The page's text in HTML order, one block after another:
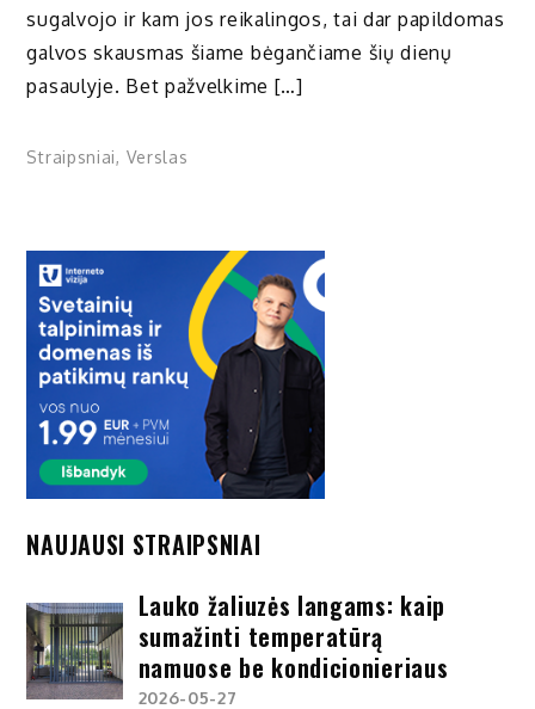
sugalvojo ir kam jos reikalingos, tai dar papildomas
galvos skausmas šiame bėgančiame šių dienų
pasaulyje. Bet pažvelkime […]
Straipsniai, Verslas
NAUJAUSI STRAIPSNIAI
Lauko žaliuzės langams: kaip
sumažinti temperatūrą
namuose be kondicionieriaus
2026-05-27